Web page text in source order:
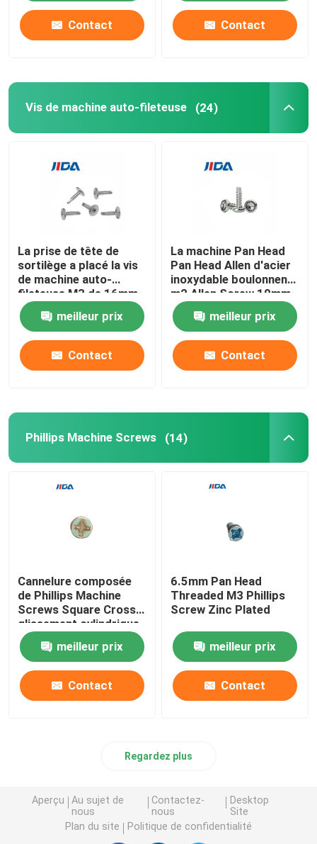
Contact Contact
Vis de machine auto-fileteuse (24)
La prise de tête de
sortilège a placé la vis
de machine auto-
fileteuse M3 de 16mm
meilleur prix
Contact
La machine Pan Head
Pan Head Allen d'acier
inoxydable boulonnent
m2 Allen Screw 10mm
meilleur prix
Contact
Phillips Machine Screws (14)
Cannelure composée
de Phillips Machine
Screws Square Cross
glissement cylindrique
de la tête M4x10 d'anti
meilleur prix
Contact
6.5mm Pan Head
Threaded M3 Phillips
Screw Zinc Plated
meilleur prix
Contact
Regardez plus
Aperçu
Au sujet de
nous
Contactez-
nous
Desktop
Site
Plan du site
Politique de confidentialité